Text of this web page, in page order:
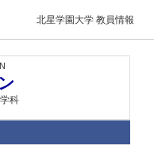
北星学園大学 教員情報
科